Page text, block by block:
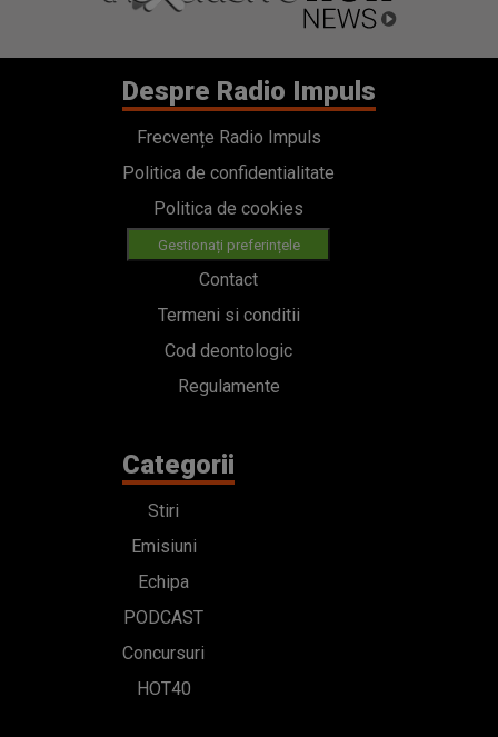
Despre Radio Impuls
Frecvențe Radio Impuls
Politica de confidentialitate
Politica de cookies
Gestionați preferințele
Contact
Termeni si conditii
Cod deontologic
Regulamente
Categorii
Stiri
Emisiuni
Echipa
PODCAST
Concursuri
HOT40